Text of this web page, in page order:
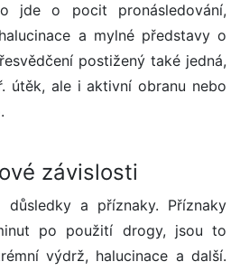
jde o pocit pronásledování,
a mylné představy o
postižený také jedná,
útěk, ale i aktivní obranu nebo
závislosti
a příznaky. Příznaky
po použití drogy, jsou to
výdrž, halucinace a další.